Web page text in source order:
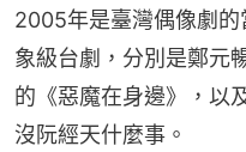
2005年是臺灣偶像劇
象級台劇，分別是鄭元
的《惡魔在身邊》，以
沒阮經天什麼事。